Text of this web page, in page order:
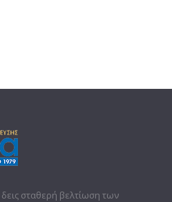
σταθερή βελτίωση των